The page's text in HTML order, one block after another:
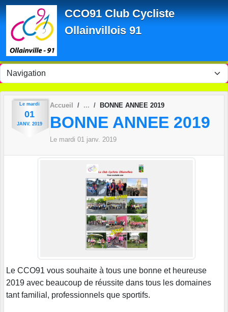
CCO91 Club Cycliste
Ollainvillois 91
Le mardi
01
JANV. 2019
Accueil BONNE ANNEE 2019
BONNE ANNEE 2019
Le mardi 01 janv. 2019
Le CCO91 vous souhaite à tous une bonne et heureuse
2019 avec beaucoup de réussite dans tous les domaines
tant familial, professionnels que sportifs.
Panneau de gestion des cookies